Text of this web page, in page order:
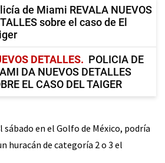
de Miami REVALA NUEVOS
sobre el caso de El
DETALLES
POLICIA DE
DA NUEVOS DETALLES
EL CASO DEL TAIGER
en el Golfo de México, podría
huracán de categoría 2 o 3 el